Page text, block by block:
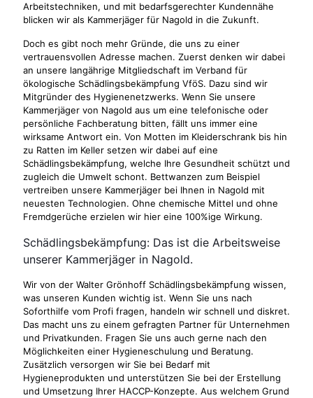
Arbeitstechniken, und mit bedarfsgerechter Kundennähe
blicken wir als Kammerjäger für Nagold in die Zukunft.
Doch es gibt noch mehr Gründe, die uns zu einer
vertrauensvollen Adresse machen. Zuerst denken wir dabei
an unsere langährige Mitgliedschaft im Verband für
ökologische Schädlingsbekämpfung VföS. Dazu sind wir
Mitgründer des Hygienenetzwerks. Wenn Sie unsere
Kammerjäger von Nagold aus um eine telefonische oder
persönliche Fachberatung bitten, fällt uns immer eine
wirksame Antwort ein. Von Motten im Kleiderschrank bis hin
zu Ratten im Keller setzen wir dabei auf eine
Schädlingsbekämpfung, welche Ihre Gesundheit schützt und
zugleich die Umwelt schont. Bettwanzen zum Beispiel
vertreiben unsere Kammerjäger bei Ihnen in Nagold mit
neuesten Technologien. Ohne chemische Mittel und ohne
Fremdgerüche erzielen wir hier eine 100%ige Wirkung.
Schädlingsbekämpfung: Das ist die Arbeitsweise
unserer Kammerjäger in Nagold.
Wir von der Walter Grönhoff Schädlingsbekämpfung wissen,
was unseren Kunden wichtig ist. Wenn Sie uns nach
Soforthilfe vom Profi fragen, handeln wir schnell und diskret.
Das macht uns zu einem gefragten Partner für Unternehmen
und Privatkunden. Fragen Sie uns auch gerne nach den
Möglichkeiten einer Hygieneschulung und Beratung.
Zusätzlich versorgen wir Sie bei Bedarf mit
Hygieneprodukten und unterstützen Sie bei der Erstellung
und Umsetzung Ihrer HACCP-Konzepte. Aus welchem Grund